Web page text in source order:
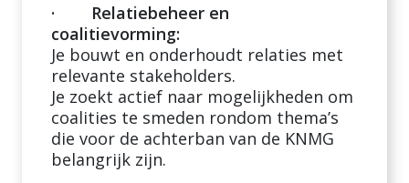
· Relatiebeheer en
coalitievorming:
Je bouwt en onderhoudt relaties met
relevante stakeholders.
Je zoekt actief naar mogelijkheden om
coalities te smeden rondom thema’s
die voor de achterban van de KNMG
belangrijk zijn.